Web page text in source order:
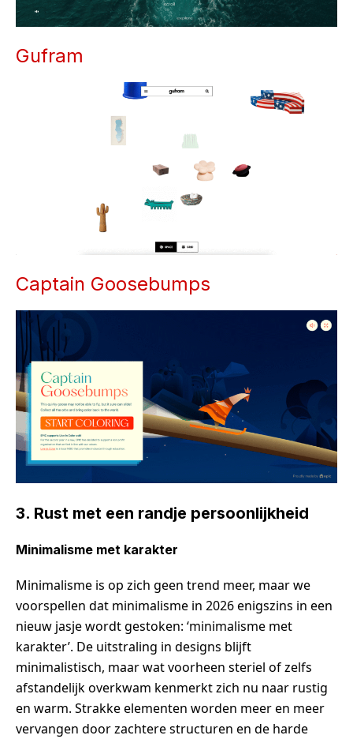
Gufram
Captain Goosebumps
3. Rust met een randje persoonlijkheid
Minimalisme met karakter
Minimalisme is op zich geen trend meer, maar we
voorspellen dat minimalisme in 2026 enigszins in een
nieuw jasje wordt gestoken: ‘minimalisme met
karakter’. De uitstraling in designs blijft
minimalistisch, maar wat voorheen steriel of zelfs
afstandelijk overkwam kenmerkt zich nu naar rustig
en warm. Strakke elementen worden meer en meer
vervangen door zachtere structuren en de harde